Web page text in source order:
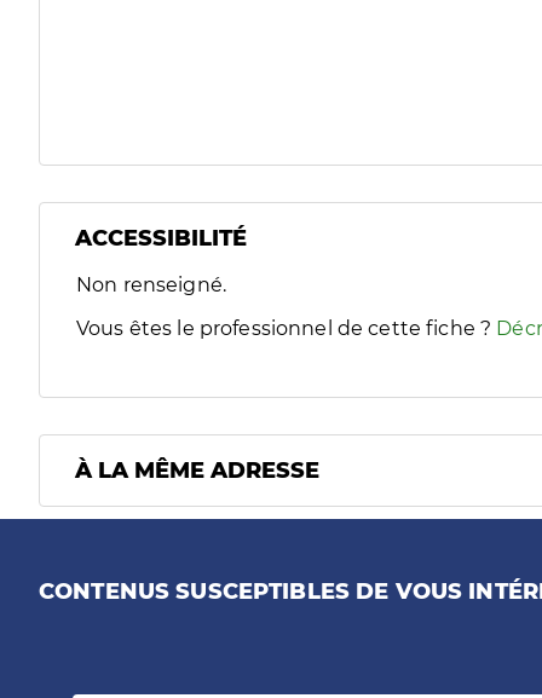
ACCESSIBILITÉ
Filtres
Sélectionnez un ou plusieurs handicaps/besoins
Non renseigné.
Vous êtes le professionnel de cette fiche ?
À LA MÊME ADRESSE
CONTENUS SUSCEPTIBLES DE VOUS